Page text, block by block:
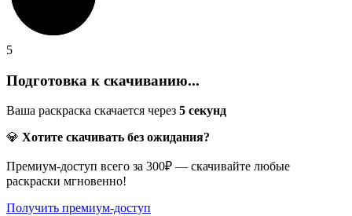
5
Подготовка к скачиванию...
Ваша раскраска скачается через 5 секунд
💎 Хотите скачивать без ожидания?
Премиум-доступ всего за 300₽ — скачивайте любые
раскраски мгновенно!
Получить премиум-доступ